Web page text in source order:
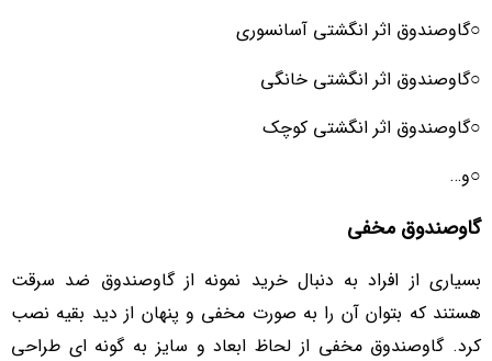
○گاوصندوق اثر انگشتی آسانسوری
○گاوصندوق اثر انگشتی خانگی
○گاوصندوق اثر انگشتی کوچک
○و…
گاوصندوق مخفی
بسیاری از افراد به دنبال خرید نمونه از گاوصندوق ضد سرقت
هستند که بتوان آن را به صورت مخفی و پنهان از دید بقیه نصب
کرد. گاوصندوق مخفی از لحاظ ابعاد و سایز به گونه ای طراحی